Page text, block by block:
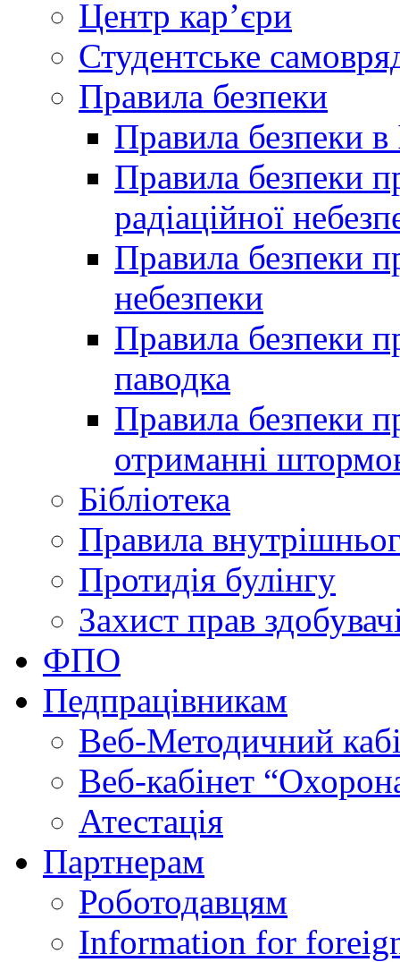
Центр кар’єри
Студентське
Правила безпеки
Правила безпеки в
Правила безпеки
радіаційної
Правила безпеки
небезпеки
Правила безпеки
паводка
Правила безпеки
отриманні
Бібліотека
Правила
Протидія булінгу
Захист прав
ФПО
Педпрацівникам
Веб-Методичний
Веб-кабінет
Атестація
Партнерам
Роботодавцям
Information for